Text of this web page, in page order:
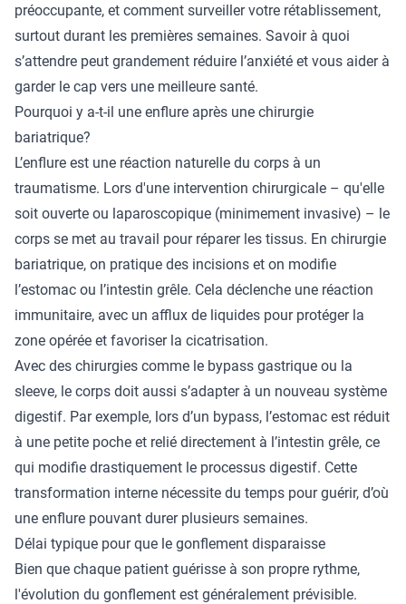
préoccupante, et comment surveiller votre rétablissement,
surtout durant les premières semaines. Savoir à quoi
s’attendre peut grandement réduire l’anxiété et vous aider à
garder le cap vers une meilleure santé.
Pourquoi y a-t-il une enflure après une chirurgie
bariatrique?
L’enflure est une réaction naturelle du corps à un
traumatisme. Lors d'une intervention chirurgicale – qu'elle
soit ouverte ou laparoscopique (minimement invasive) – le
corps se met au travail pour réparer les tissus. En chirurgie
bariatrique, on pratique des incisions et on modifie
l’estomac ou l’intestin grêle. Cela déclenche une réaction
immunitaire, avec un afflux de liquides pour protéger la
zone opérée et favoriser la cicatrisation.
Avec des chirurgies comme le bypass gastrique ou la
sleeve, le corps doit aussi s’adapter à un nouveau système
digestif. Par exemple, lors d’un bypass, l’estomac est réduit
à une petite poche et relié directement à l’intestin grêle, ce
qui modifie drastiquement le processus digestif. Cette
transformation interne nécessite du temps pour guérir, d’où
une enflure pouvant durer plusieurs semaines.
Délai typique pour que le gonflement disparaisse
Bien que chaque patient guérisse à son propre rythme,
l'évolution du gonflement est généralement prévisible.